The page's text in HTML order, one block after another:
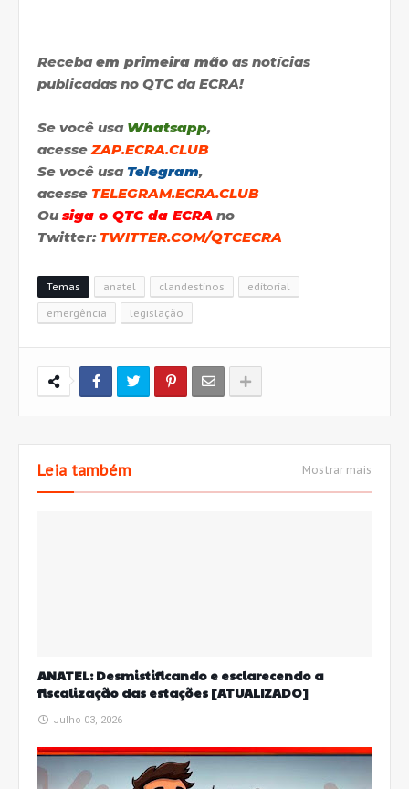
Recebaem primeira mão as notícias
publicadas no QTC da ECRA!
Se você usa Whatsapp,
acesseZAP.ECRA.CLUB
Se você usa Telegram,
acesse TELEGRAM.ECRA.CLUB
Ousiga o QTC da ECRA no
Twitter: TWITTER.COM/QTCECRA
Temas anatel clandestinos editorial
emergência legislação
Leia também Mostrar mais
ANATEL: Desmistificando e esclarecendo a
fiscalização das estações [ATUALIZADO]
Julho 03, 2026